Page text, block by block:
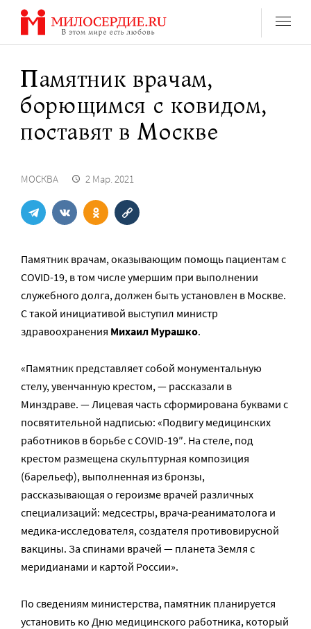
Перейти
содержанию
Памятник врачам,
борющимся с ковидом,
поставят в Москве
МОСКВА 2 Мар. 2021
Памятник врачам, оказывающим помощь пациентам с
COVID-19, в том числе умершим при выполнении
служебного долга, должен быть установлен в Москве.
С такой инициативой выступил министр
здравоохранения Михаил Мурашко.
«Памятник представляет собой монументальную
стелу, увенчанную крестом, — рассказали в
Минздраве. — Лицевая часть сформирована буквами с
посвятительной надписью: «Подвигу медицинских
работников в борьбе с COVID-19″. На стеле, под
крестом размещена скульптурная композиция
(барельеф), выполненная из бронзы,
рассказывающая о героизме врачей различных
специализаций: медсестры, врача-реаниматолога и
медика-исследователя, создателя противовирусной
вакцины. За спинами врачей — планета Земля с
меридианами и картой России».
По сведениям министерства, памятник планируется
установить ко Дню медицинского работника, который